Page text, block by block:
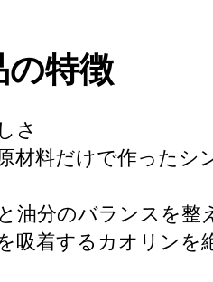
の特徴
さ
材料だけで作った
油分のバランスを
吸着するカオリンを